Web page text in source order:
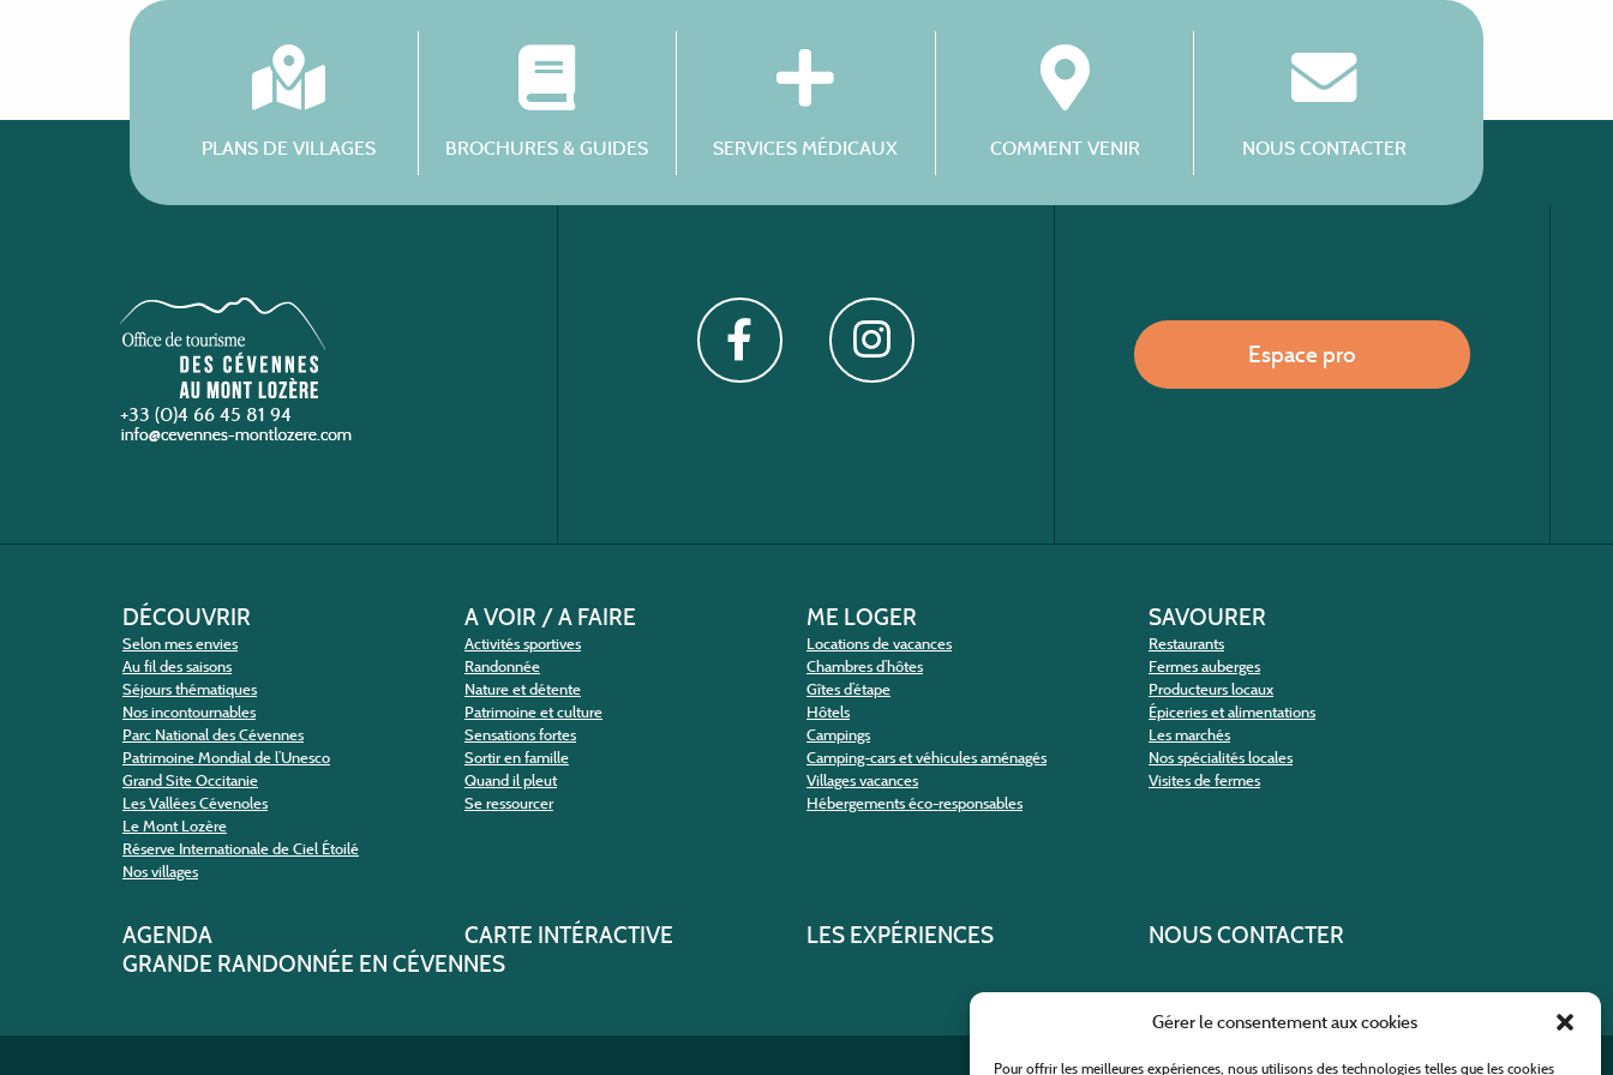
Gérer le consentement aux cookies
Pour offrir les meilleures expériences, nous utilisons des technologies telles que les cookies
PLANS DE VILLAGES BROCHURES & GUIDES SERVICES MÉDICAUX COMMENT VENIR NOUS CONTACTER
+33 (0)4 66 45 81 94
Espace pro
DÉCOUVRIR
Selon mes envies
Au fil des saisons
Séjours thématiques
Nos incontournables
Parc National des Cévennes
Patrimoine Mondial de l’Unesco
Grand Site Occitanie
Les Vallées Cévenoles
Le Mont Lozère
Réserve Internationale de Ciel Étoilé
Nos villages
A VOIR / A FAIRE
Activités sportives
Randonnée
Nature et détente
Patrimoine et culture
Sensations fortes
Sortir en famille
Quand il pleut
Se ressourcer
ME LOGER
Locations de vacances
Chambres d’hôtes
Gîtes d’étape
Hôtels
Campings
Camping-cars et véhicules aménagés
Villages vacances
Hébergements éco-responsables
SAVOURER
Restaurants
Fermes auberges
Producteurs locaux
Épiceries et alimentations
Les marchés
Nos spécialités locales
Visites de fermes
AGENDA CARTE INTÉRACTIVE LES EXPÉRIENCES
NOUS CONTACTER
GRANDE RANDONNÉE EN CÉVENNES